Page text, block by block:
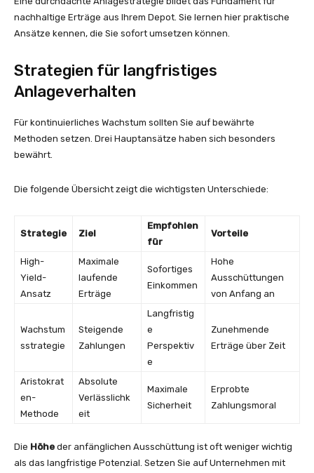
nachhaltige Erträge aus Ihrem Depot. Sie lernen hier praktische
Ansätze kennen, die Sie sofort umsetzen können.
Strategien für langfristiges
Anlageverhalten
Für kontinuierliches Wachstum sollten Sie auf bewährte
Methoden setzen. Drei Hauptansätze haben sich besonders
bewährt.
Die folgende Übersicht zeigt die wichtigsten Unterschiede:
Strategie Ziel
Empfohlen
für
Vorteile
High-
Yield-
Ansatz
Maximale
laufende
Erträge
Sofortiges
Einkommen
Hohe
Ausschüttungen
von Anfang an
Wachstum
sstrategie
Steigende
Zahlungen
Langfristig
e
Perspektiv
e
Zunehmende
Erträge über Zeit
Aristokrat
en-
Methode
Absolute
Verlässlichk
eit
Maximale
Sicherheit
Erprobte
Zahlungsmoral
Die Höhe der anfänglichen Ausschüttung ist oft weniger wichtig
als das langfristige Potenzial. Setzen Sie auf Unternehmen mit